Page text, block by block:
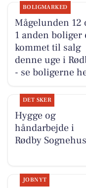
BOLIGMARKED
Mågelunden 12
1 anden boliger
kommet til salg
denne uge i
- se boligerne
DET SKER
Hygge og
håndarbejde i
Rødby Sognehus
JOBNYT